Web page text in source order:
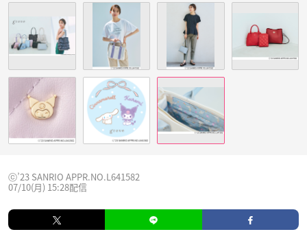
ⓒ’23 SANRIO APPR.NO.L641582
07/10(月) 15:28配信